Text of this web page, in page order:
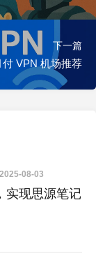
下一篇
VPN 机场推荐
2025-08-03
实现思源笔记